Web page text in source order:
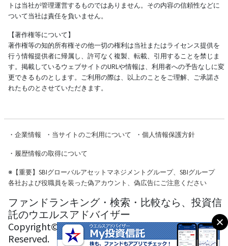
トは当社が管理運営するものではありません。その内容の信頼性などに
ついて当社は責任を負いません。
【著作権等について】
著作権等の知的所有権その他一切の権利は当社またはライセンス提供を
行う情報提供者に帰属し、許可なく複製、転載、引用することを禁じま
す。掲載しているウェブサイトのURLや情報は、利用者への予告なしに変
更できるものとします。ご利用の際は、以上のことをご理解、ご承諾さ
れたものとさせていただきます。
・ 企業情報 ・ 当サイトのご利用について ・ 個人情報保護方針
・ 履歴情報の取得について
※【重要】SBIグローバルアセットマネジメントグループ、SBIグループ
各社および役職員を装った偽アカウント、偽広告にご注意ください
ファンドランキング・検索・比較なら、投資信
託のウエルスアドバイザー
Copyright© Wealth Advisor Co., Ltd. All Rights
Reserved.